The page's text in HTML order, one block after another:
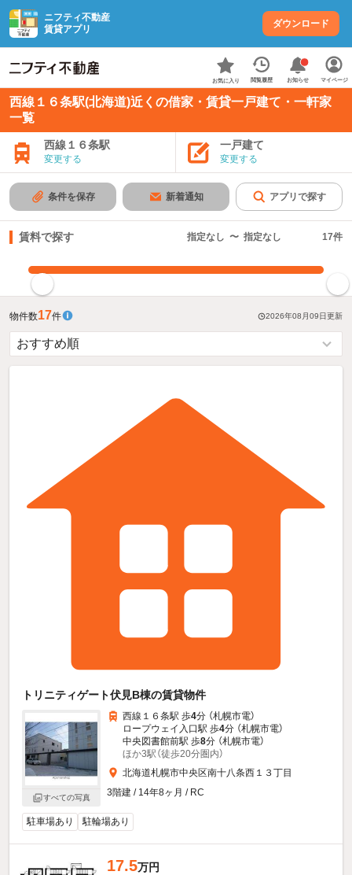
ニフティ不動産
賃貸アプリ
ダウンロード
お気に入り 閲覧履歴 お知らせ マイページ
西線１６条駅(北海道)近くの借家・賃貸一戸建て・一軒家
一覧
西線１６条駅
変更する
一戸建て
変更する
条件を保存 新着通知 アプリで探す
賃料で探す 指定なし 〜 指定なし 17件
物件数17件 2026年08月09日更新
トリニティゲート伏見B棟の賃貸物件
すべての写真
西線１６条駅 歩4分 （札幌市電）
ロープウェイ入口駅 歩4分 （札幌市電）
中央図書館前駅 歩8分 （札幌市電）
ほか3駅（徒歩20分圏内）
北海道札幌市中央区南十八条西１３丁目
3階建 / 14年8ヶ月 / RC
駐車場あり 駐輪場あり
17.5万円